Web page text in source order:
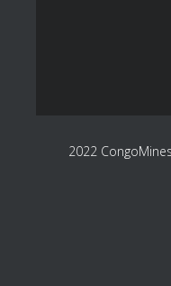
2022 CongoMines